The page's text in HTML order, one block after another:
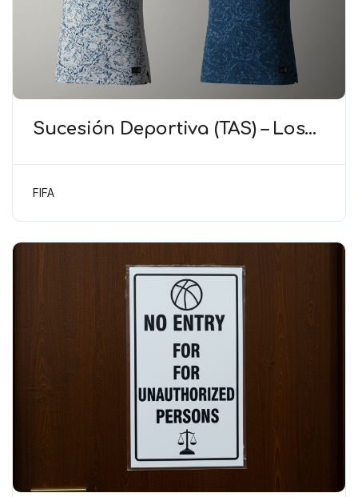
Sucesión Deportiva (TAS) – Los
Importantes para Evidenciar la
Continuidad
FIFA